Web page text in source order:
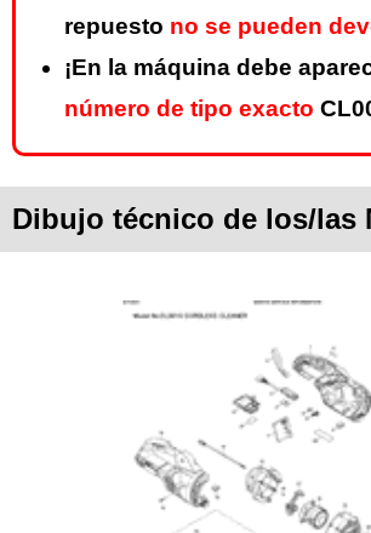
repuesto no se pueden
¡En la máquina debe
número de tipo exacto
Dibujo técnico de los/las